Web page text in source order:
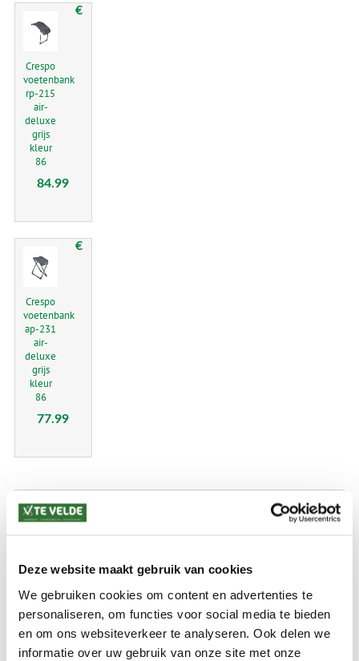
Deze website maakt gebruik van cookies
We gebruiken cookies om content en advertenties te
personaliseren, om functies voor social media te bieden
en om ons websiteverkeer te analyseren. Ook delen we
informatie over uw gebruik van onze site met onze
Crespo
voetenbank
rp-215
air-
deluxe
grijs
kleur
86
€
84.99
Crespo
voetenbank
ap-231
air-
deluxe
grijs
kleur
86
€
77.99
KAMPEREN
Tenten en Accessoires
Kampeermeubelen en accessoires
Kampeerartikelen
Caravan & Camper